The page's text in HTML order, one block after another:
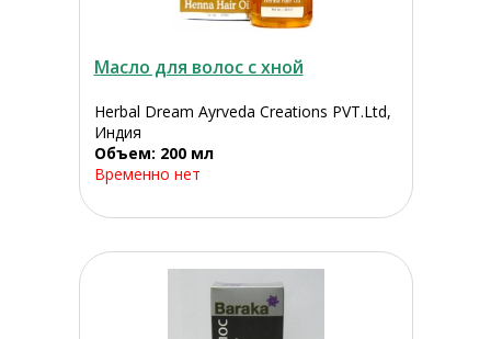
Масло для волос с хной
Herbal Dream Ayrveda Creations PVT.Ltd,
Индия
Объем: 200 мл
Временно нет